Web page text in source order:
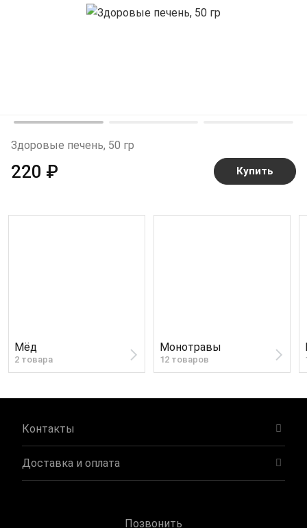
Здоровые печень, 50 гр
220 ₽ Купить
Мёд
2 товара
Монотравы
12 товаров
Контакты
Доставка и оплата
Позвонить